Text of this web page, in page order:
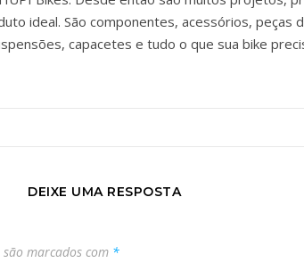
ideal. São componentes, acessórios, peças
capacetes e tudo o que sua bike
DEIXE UMA RESPOSTA
marcados com *